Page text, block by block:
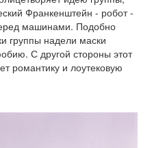
Франкенштейн - робот -
машинами. Подобно
группы надели маски
С другой стороны этот
романтику и лоутековую